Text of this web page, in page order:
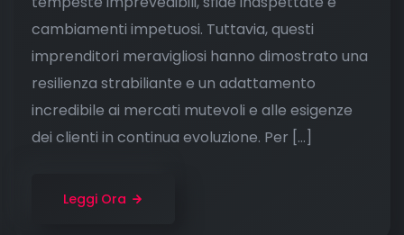
cambiamenti impetuosi. Tuttavia, questi
imprenditori meravigliosi hanno dimostrato una
resilienza strabiliante e un adattamento
incredibile ai mercati mutevoli e alle esigenze
dei clienti in continua evoluzione. Per […]
Leggi Ora